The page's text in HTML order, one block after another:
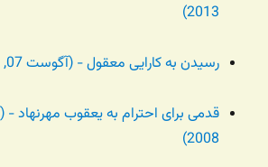
2013)
رسیدن به کارایی معقول - (آگوست 07, 2011)
2008)